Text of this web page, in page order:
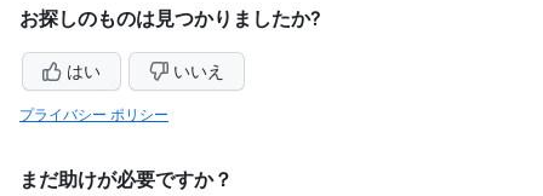
お探しのものは見つかりましたか?
はい いいえ
プライバシー ポリシー
まだ助けが必要ですか？